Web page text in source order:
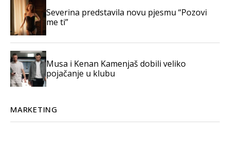
Severina predstavila novu pjesmu “Pozovi
me ti”
Musa i Kenan Kamenjaš dobili veliko
pojačanje u klubu
MARKETING